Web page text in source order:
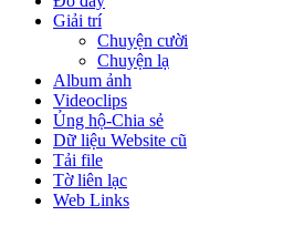
Giải trí
Chuyện cười
Chuyện lạ
Album ảnh
Videoclips
Ủng hộ-Chia sẻ
Dữ liệu Website cũ
Tải file
Tờ liên lạc
Web Links